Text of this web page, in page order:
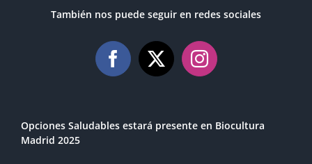
También nos puede seguir en redes sociales
Opciones Saludables estará presente en Biocultura
Madrid 2025